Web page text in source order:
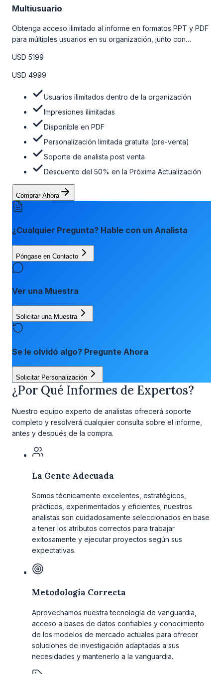
Multiusuario
Obtenga acceso ilimitado al informe en formatos PPT y PDF
para múltiples usuarios en su organización, junto con
venta, el soporte post-venta de nuestros analistas y una
opción de actualización gratuita del informe dentro de 180
la tabla de precios a continuación.
USD 5199
USD 4999
Usuarios ilimitados dentro de la organización
Impresiones ilimitadas
Disponible en PDF
Personalización limitada gratuita (pre-venta)
Soporte de analista post venta
Descuento del 50% en la Próxima Actualización
Comprar Ahora
¿Cualquier Pregunta? Hable con un Analista
Póngase en Contacto
Ver una Muestra
Solicitar una Muestra
Se le olvidó algo? Pregunte Ahora
Solicitar Personalización
¿Por Qué Informes de Expertos?
Nuestro equipo experto de analistas ofrecerá soporte
completo y resolverá cualquier consulta sobre el informe,
antes y después de la compra.
La Gente Adecuada
Somos técnicamente excelentes, estratégicos,
prácticos, experimentados y eficientes; nuestros
analistas son cuidadosamente seleccionados en base
a tener los atributos correctos para trabajar
exitosamente y ejecutar proyectos según sus
expectativas.
Metodología Correcta
Aprovechamos nuestra tecnología de vanguardia,
acceso a bases de datos confiables y conocimiento
de los modelos de mercado actuales para ofrecer
soluciones de investigación adaptadas a sus
necesidades y mantenerlo a la vanguardia.